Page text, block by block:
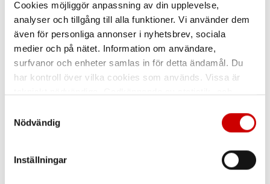
Cookies möjliggör anpassning av din upplevelse,
analyser och tillgång till alla funktioner. Vi använder dem
även för personliga annonser i nyhetsbrev, sociala
medier och på nätet. Information om användare,
surfvanor och enheter samlas in för detta ändamål. Du
har kontroll över vilka cookies som används. Vissa är
länder utanför EU med olika dataskyddsnormer. Genom
att godkänna samtycker du till sådana överföringar. Läs
Nödvändig
Inställningar
Skala i liter
Kraftig behållare för 6 liter
Kampanj